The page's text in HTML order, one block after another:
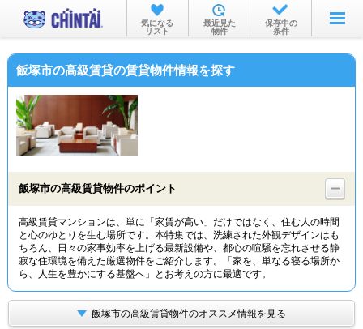
お部屋を探す
沿線・駅から
物件特集から
TOP
気になる
リスト
最近見た
物件
保存中の
条件
飯塚市の高級賃貸の賃貸物件情報を探す
飯塚市の高級賃貸物件のポイント
高級賃貸マンションは、単に「家賃が高い」だけではなく、住む人の時間
と心のゆとりを生む場所です。本特集では、洗練された外観デザインはも
ちろん、日々の家事効率を上げる最新設備や、都心の喧騒を忘れさせる静
寂な住環境を備えた厳選物件をご紹介します。「家を、単なる寝る場所か
ら、人生を豊かにする基盤へ」とお考えの方に最適です。
飯塚市の高級賃貸物件のオススメ情報を見る